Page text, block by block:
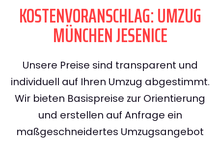
KOSTENVORANSCHLAG: UMZUG
MÜNCHEN JESENICE
Unsere Preise sind transparent und
individuell auf Ihren Umzug abgestimmt.
Wir bieten Basispreise zur Orientierung
und erstellen auf Anfrage ein
maßgeschneidertes Umzugsangebot